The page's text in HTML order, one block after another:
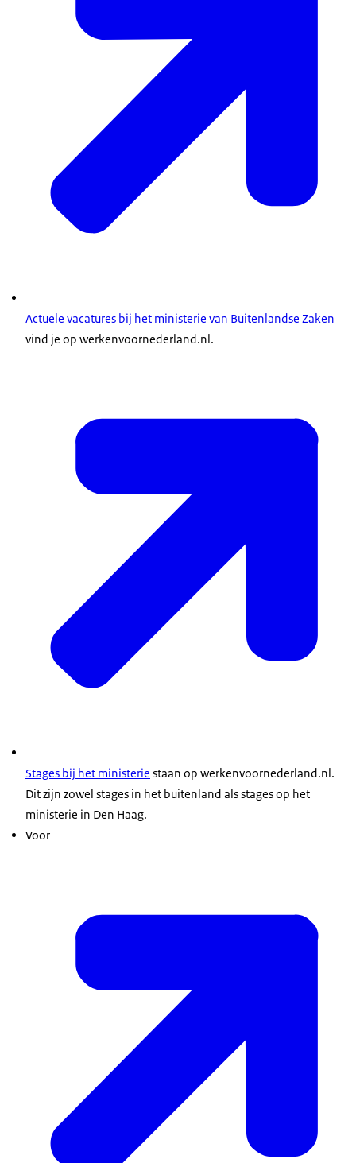
Actuele vacatures bij het ministerie van Buitenlandse Zaken
vind je op werkenvoornederland.nl.
Stages bij het ministerie staan op werkenvoornederland.nl.
Dit zijn zowel stages in het buitenland als stages op het
ministerie in Den Haag.
Voor